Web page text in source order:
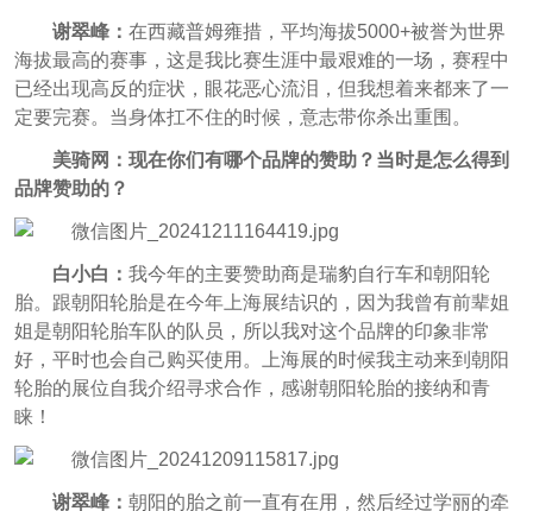
谢翠峰： 在西藏普姆雍措，平均海拔5000+被誉为世界
海拔最高的赛事，这是我比赛生涯中最艰难的一场，赛程中
已经出现高反的症状，眼花恶心流泪，但我想着来都来了一
定要完赛。当身体扛不住的时候，意志带你杀出重围。
美骑网：现在你们有哪个品牌的赞助？当时是怎么得到
品牌赞助的？
白小白： 我今年的主要赞助商是瑞豹自行车和朝阳轮
胎。跟朝阳轮胎是在今年上海展结识的，因为我曾有前辈姐
姐是朝阳轮胎车队的队员，所以我对这个品牌的印象非常
好，平时也会自己购买使用。上海展的时候我主动来到朝阳
轮胎的展位自我介绍寻求合作，感谢朝阳轮胎的接纳和青
睐！
谢翠峰： 朝阳的胎之前一直有在用，然后经过学丽的牵